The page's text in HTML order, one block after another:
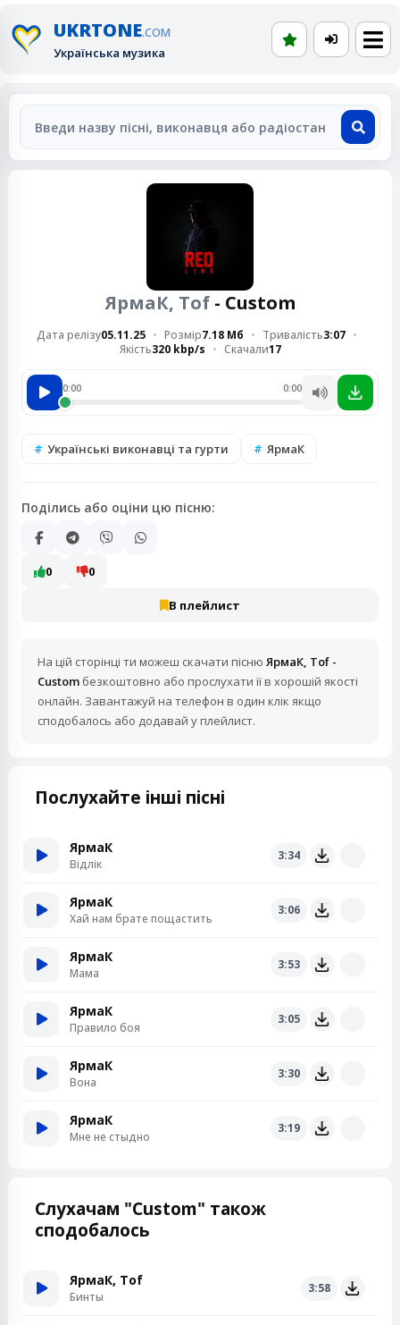
UKRTONE.COM
Українська музика
ЯрмаК, Tof- Custom
Дата релізу05.11.25 Розмір7.18 Мб Тривалість3:07
Якість320 kbp/s Скачали17
0:00 0:00
Українські виконавці та гурти ЯрмаК
Поділись або оціни цю пісню:
0 0
В плейлист
На цій сторінці ти можеш скачати пісню ЯрмаК, Tof -
Custom безкоштовно або прослухати її в хорошій якості
онлайн. Завантажуй на телефон в один клік якщо
сподобалось або додавай у плейлист.
Послухайте інші пісні
ЯрмаК
Відлік
3:34
ЯрмаК
Хай нам брате пощастить
3:06
ЯрмаК
Мама
3:53
ЯрмаК
Правило боя
3:05
ЯрмаК
Вона
3:30
ЯрмаК
Мне не стыдно
3:19
Слухачам "Custom" також
сподобалось
ЯрмаК, Tof
Бинты
3:58